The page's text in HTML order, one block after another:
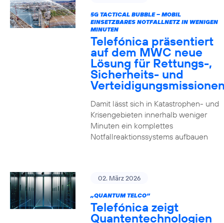
5G TACTICAL BUBBLE – MOBIL
EINSETZBARES NOTFALLNETZ IN WENIGEN
MINUTEN
Telefónica präsentiert
auf dem MWC neue
Lösung für Rettungs-,
Sicherheits- und
Damit lässt sich in Katastrophen- und
Krisengebieten innerhalb weniger
Minuten ein komplettes
Notfallreaktionssystems aufbauen
02. März 2026
„QUANTUM TELCO“
Telefónica zeigt
Quanten­technologien